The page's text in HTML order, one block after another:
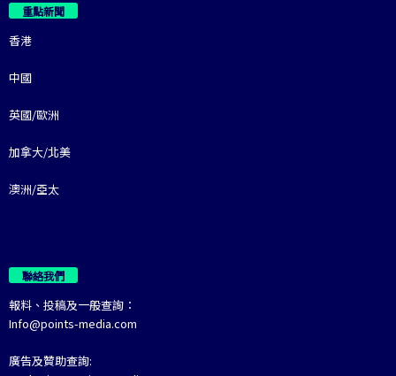
重點新聞
香港
中國
英國/歐洲
加拿大/北美
澳洲/亞太
聯絡我們
報料、投稿及一般查詢：
Info@points-media.com
廣告及贊助查詢: